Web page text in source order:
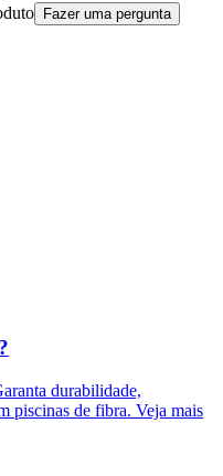
Fazer uma pergunta
durabilidade,
piscinas de fibra. Veja mais